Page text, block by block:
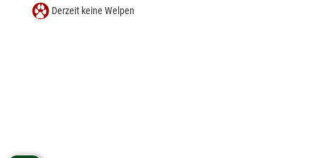
Derzeit keine Welpen